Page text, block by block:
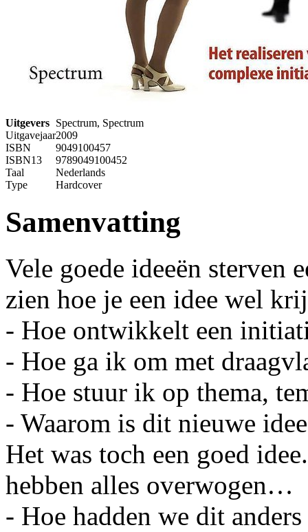
Uitgevers Spectrum, Spectrum
Uitgavejaar2009
ISBN
9049100457
ISBN13
9789049100452
Taal
Nederlands
Type
Hardcover
Samenvatting
Vele goede ideeën sterven
zien hoe je een idee wel
- Hoe ontwikkelt een
- Hoe ga ik om met
- Hoe stuur ik op thema,
- Waarom is dit nieuwe
Het was toch een goed
hebben alles overwogen…
- Hoe hadden we dit